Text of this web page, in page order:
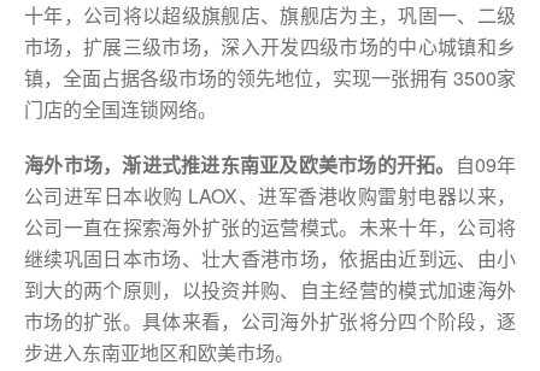
十年，公司将以超级旗舰店、旗舰店为主，巩固一、二级
市场，扩展三级市场，深入开发四级市场的中心城镇和乡
镇，全面占据各级市场的领先地位，实现一张拥有 3500家
门店的全国连锁网络。
海外市场，渐进式推进东南亚及欧美市场的开拓。 自09年
公司进军日本收购 LAOX、进军香港收购雷射电器以来，
公司一直在探索海外扩张的运营模式。未来十年，公司将
继续巩固日本市场、壮大香港市场，依据由近到远、由小
到大的两个原则，以投资并购、自主经营的模式加速海外
市场的扩张。具体来看，公司海外扩张将分四个阶段，逐
步进入东南亚地区和欧美市场。